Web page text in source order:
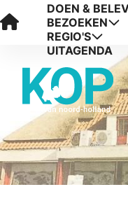
Visit Kop van Holland
DOEN &
BEZOEKEN
REGIO'S
UITAGENDA